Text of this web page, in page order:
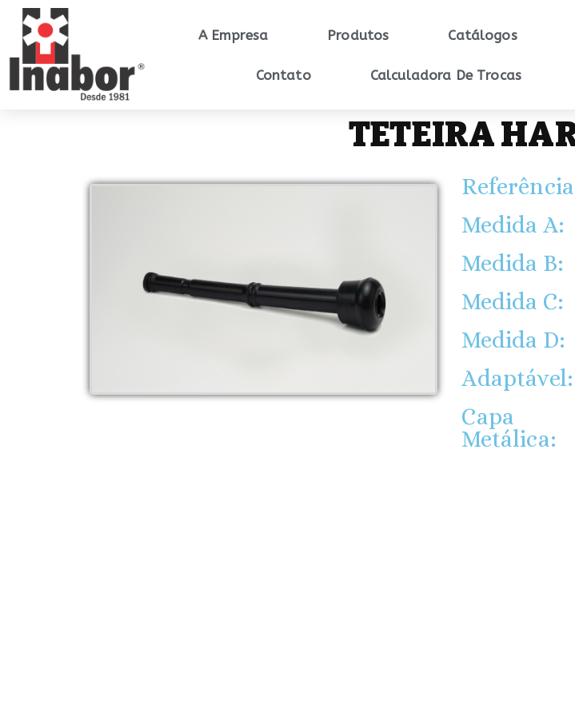
A Empresa Produtos Catálogos
Contato Calculadora De Trocas
TETEIRA
Medida A:
Medida B:
Medida C:
Medida D:
Adaptável:
Capa
Metálica: